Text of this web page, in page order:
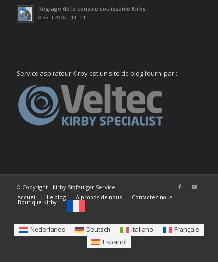
Réglage de la console coulissante Kirby
8 avril 2026 - 14h51
Service aspirateur Kirby est un site de blog fourni par :
© Copyright - Kirby Stofzuiger Service
Accueil
Le blog A propos de nous Contactez nous
Boutique Kirby
Nederlands Deutsch Italiano
Français
Español